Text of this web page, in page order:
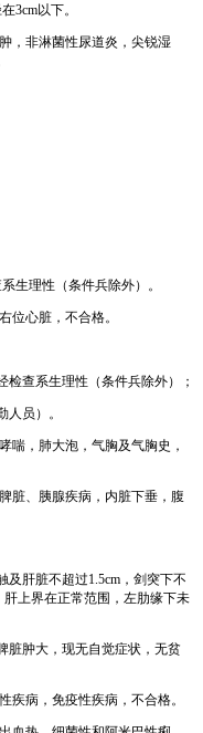
3cm以下。
，非淋菌性尿道炎，尖锐湿
生理性（条件兵除外）。
位心脏，不合格。
检查系生理性（条件兵除外）；
人员）。
喘，肺大泡，气胸及气胸史，
脏、胰腺疾病，内脏下垂，腹
及肝脏不超过1.5cm，剑突下不
上界在正常范围，左肋缘下未
脏肿大，现无自觉症状，无贫
疾病，免疫性疾病，不合格。